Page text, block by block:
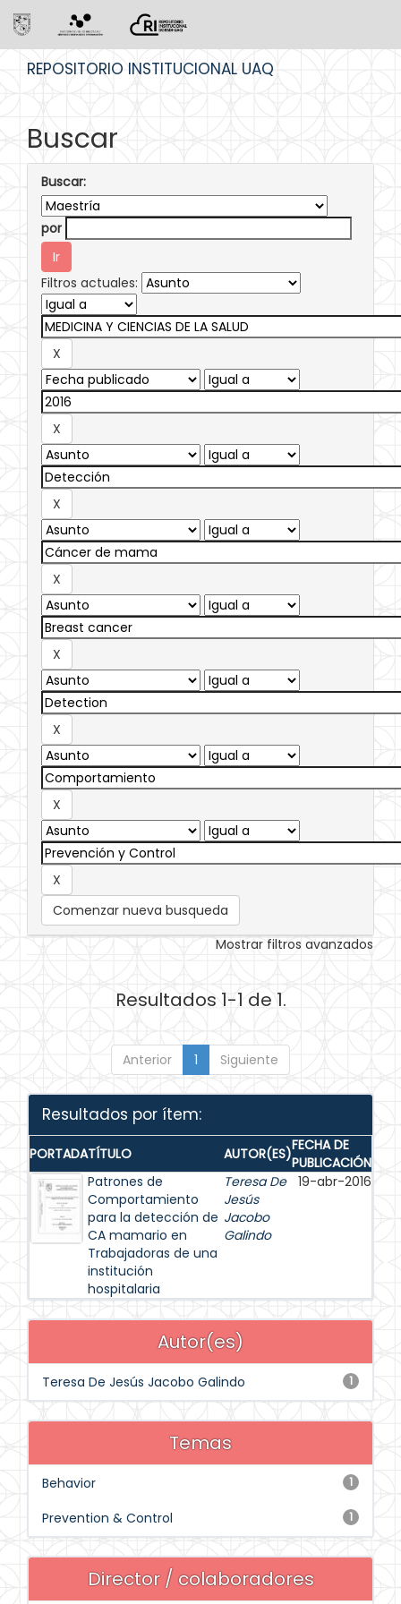
REPOSITORIO INSTITUCIONAL UAQ
Buscar
Buscar:
por
Filtros actuales:
Comenzar nueva busqueda
Mostrar filtros avanzados
Resultados 1-1 de 1.
Anterior 1 Siguiente
Resultados por ítem:
PORTADATÍTULO AUTOR(ES)FECHA DE
PUBLICACIÓN
Patrones de
Comportamiento
para la detección de
CA mamario en
Trabajadoras de una
institución
hospitalaria
Teresa De
Jesús
Jacobo
Galindo
19-abr-2016
Autor(es)
1
Teresa De Jesús Jacobo Galindo
Temas
1
Behavior
1
Prevention & Control
Director / colaboradores